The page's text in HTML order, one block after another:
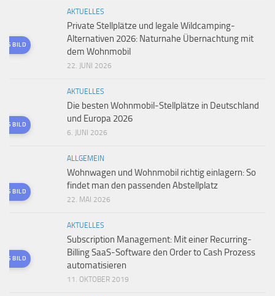
BILD
AKTUELLES
Private Stellplätze und legale Wildcamping-
Alternativen 2026: Naturnahe Übernachtung mit
dem Wohnmobil
22. JUNI 2026
BILD
AKTUELLES
Die besten Wohnmobil-Stellplätze in Deutschland
und Europa 2026
6. JUNI 2026
BILD
ALLGEMEIN
Wohnwagen und Wohnmobil richtig einlagern: So
findet man den passenden Abstellplatz
22. MAI 2026
BILD
AKTUELLES
Subscription Management: Mit einer Recurring-
Billing SaaS-Software den Order to Cash Prozess
automatisieren
11. OKTOBER 2019